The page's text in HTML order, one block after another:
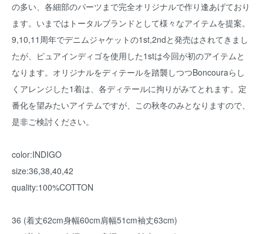
の多い、各細部のパーツまで完全オリジナルで作り逢あげており
ます。いまではトータルブランドとして様々なアイテムを提案。
9,10,11周年でデニムジャケットの1st,2ndと発売はされてきまし
たが、ピュアインディゴを使用した1stは今回が初のアイテムと
なります。オリジナルをディテールを踏襲しつつBoncouraらし
くアレンジした1着は、各ディテールに拘りがみてとれます。定
番化を望みたいアイテムですが、この秋冬のみとなりますので、
是非ご検討ください。
color:INDIGO
size:36,38,40,42
quality:100%COTTON
36 (着丈62cm身幅60cm肩幅51cm袖丈63cm)